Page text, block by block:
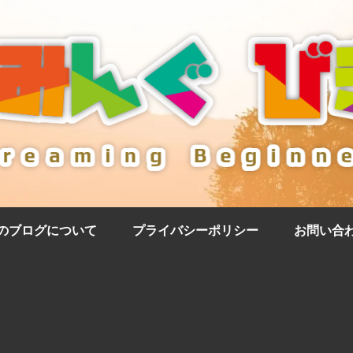
ブログについて プライバシーポリシー お問い合